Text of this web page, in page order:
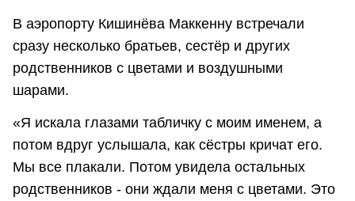
В аэропорту Кишинёва Маккенну встречали
сразу несколько братьев, сестёр и других
родственников с цветами и воздушными
шарами.
«Я искала глазами табличку с моим именем, а
потом вдруг услышала, как сёстры кричат его.
Мы все плакали. Потом увидела остальных
родственников - они ждали меня с цветами. Это